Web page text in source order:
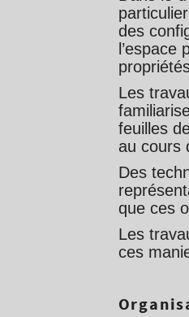
des
l’espace
Les
feuilles
au cours
Des
que ces
Les
ces